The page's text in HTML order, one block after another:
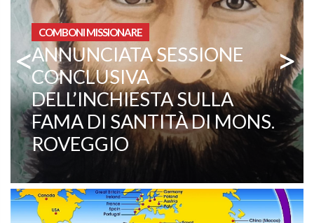
< COMBONI MISSIONARE
PATER EZECHIELE RAMIN:
EIN LEBENDIGES ZEUGNIS
FÜR BERUFUNG UND
MISSION
>